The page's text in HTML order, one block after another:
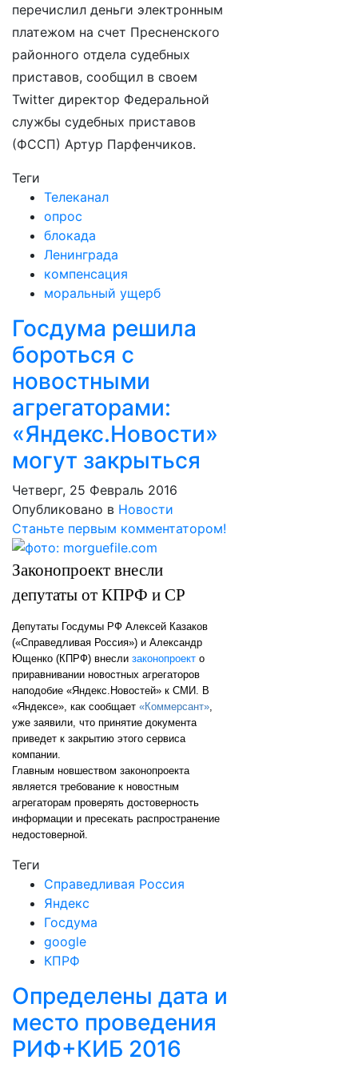
перечислил деньги электронным
платежом на счет Пресненского
районного отдела судебных
приставов, сообщил в своем
Twitter директор Федеральной
службы судебных приставов
(ФССП) Артур Парфенчиков.
Теги
Телеканал
опрос
блокада
Ленинграда
компенсация
моральный ущерб
Госдума решила
бороться с
новостными
агрегаторами:
«Яндекс.Новости»
могут закрыться
Четверг, 25 Февраль 2016
Опубликовано в Новости
Станьте первым комментатором!
Законопроект внесли
депутаты от КПРФ и СР
Депутаты Госдумы РФ Алексей Казаков
(«Справедливая Россия») и Александр
Ющенко (КПРФ) внесли законопроект о
приравнивании новостных агрегаторов
наподобие «Яндекс.Новостей» к СМИ. В
«Яндексе», как сообщает «Коммерсант»,
уже заявили, что принятие документа
приведет к закрытию этого сервиса
компании.
Главным новшеством законопроекта
является требование к новостным
агрегаторам проверять достоверность
информации и пресекать распространение
недостоверной.
Теги
Справедливая Россия
Яндекс
Госдума
google
КПРФ
Определены дата и
место проведения
РИФ+КИБ 2016